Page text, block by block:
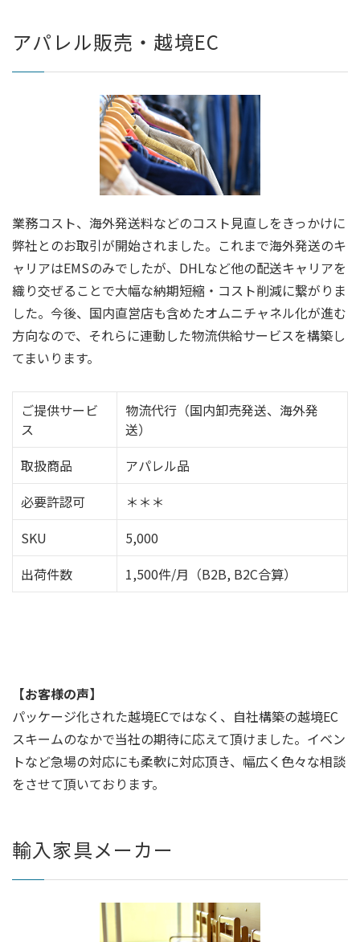
アパレル販売・越境EC
業務コスト、海外発送料などのコスト見直しをきっかけに
弊社とのお取引が開始されました。これまで海外発送のキ
ャリアはEMSのみでしたが、DHLなど他の配送キャリアを
織り交ぜることで大幅な納期短縮・コスト削減に繋がりま
した。今後、国内直営店も含めたオムニチャネル化が進む
方向なので、それらに連動した物流供給サービスを構築し
てまいります。
ご提供サービ
ス
物流代行（国内卸売発送、海外発
送）
取扱商品
アパレル品
必要許認可
＊＊＊
SKU
5,000
出荷件数
1,500件/月（B2B, B2C合算）
【お客様の声】
パッケージ化された越境ECではなく、自社構築の越境EC
スキームのなかで当社の期待に応えて頂けました。イベン
トなど急場の対応にも柔軟に対応頂き、幅広く色々な相談
をさせて頂いております。
輸入家具メーカー